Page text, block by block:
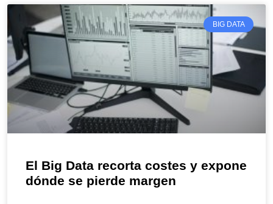
BIG DATA
El Big Data recorta costes y expone
dónde se pierde margen